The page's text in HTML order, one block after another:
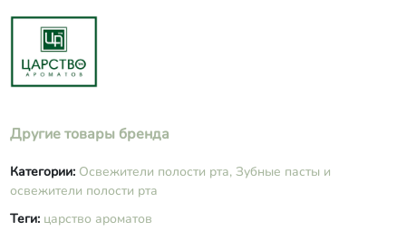
Другие товары бренда
Категории: Освежители полости рта, Зубные пасты и
освежители полости рта
Теги: царство ароматов